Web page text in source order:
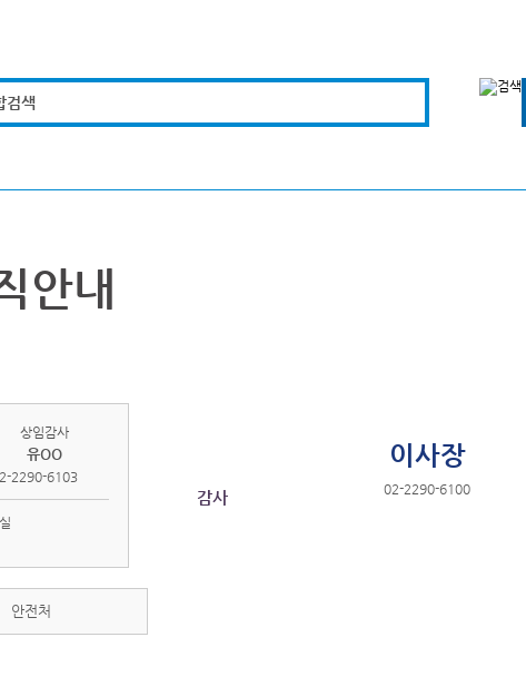
검색
안내
이사장
02-2290-6100
감사
상임감사
유OO
2290-6103
안전처